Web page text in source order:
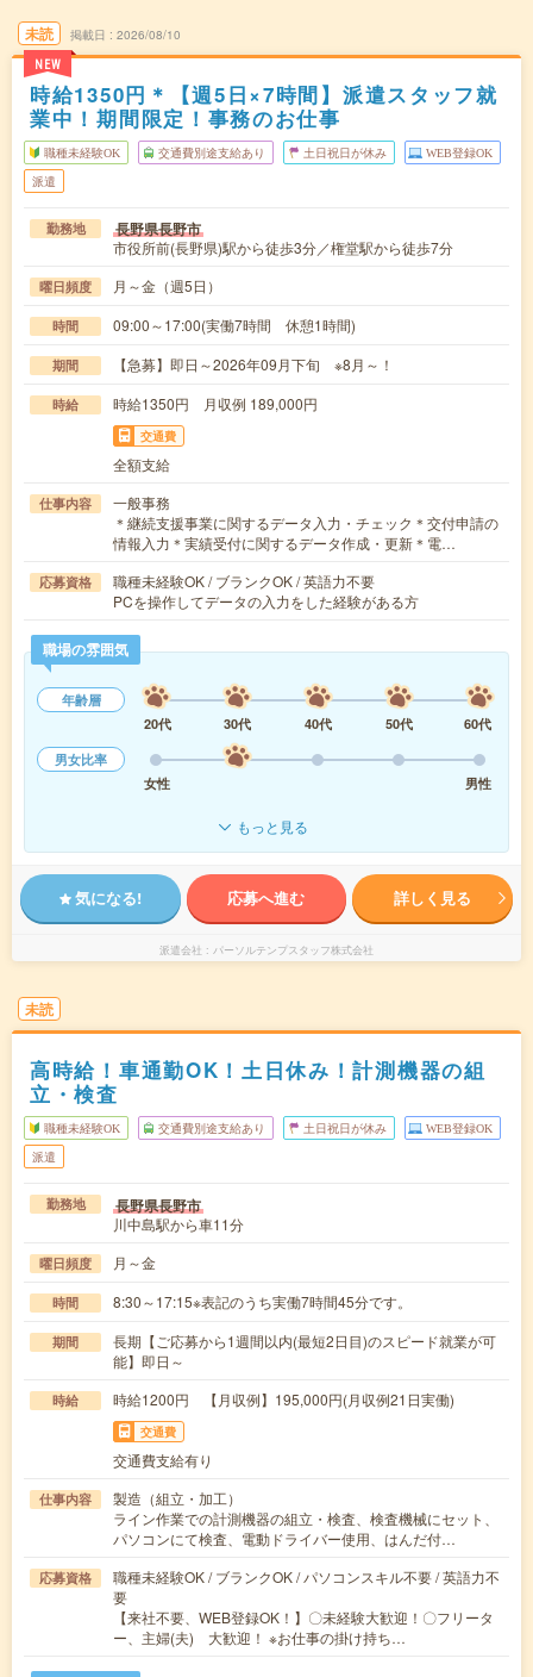
未読
NEW
掲載日 2026/08/10
時給1350円＊【週5日×7時間】派遣スタッフ就
業中！期間限定！事務のお仕事
職種未経験OK 交通費別途支給あり 土日祝日が休み WEB登録OK
派遣
勤務地 長野県長野市
市役所前(長野県)駅から徒歩3分／権堂駅から徒歩7分
曜日頻度 月～金（週5日）
時間 09:00～17:00(実働7時間 休憩1時間)
期間 【急募】即日～2026年09月下旬 ※8月～！
時給 時給1350円 月収例 189,000円
交通費
全額支給
仕事内容
一般事務
＊継続支援事業に関するデータ入力・チェック＊交付申請の
情報入力＊実績受付に関するデータ作成・更新＊電…
応募資格
職種未経験OK / ブランクOK / 英語力不要
PCを操作してデータの入力をした経験がある方
職場の雰囲気
年齢層
20代
30代 40代 50代
60代
男女比率
女性
男性
もっと見る
気になる! 応募へ進む 詳しく見る
派遣会社 パーソルテンプスタッフ株式会社
未読
高時給！車通勤OK！土日休み！計測機器の組
立・検査
職種未経験OK 交通費別途支給あり 土日祝日が休み WEB登録OK
派遣
勤務地 長野県長野市
川中島駅から車11分
曜日頻度 月～金
時間 8:30～17:15※表記のうち実働7時間45分です。
期間
長期【ご応募から1週間以内(最短2日目)のスピード就業が可
能】即日～
時給 時給1200円 【月収例】195,000円(月収例21日実働)
交通費
交通費支給有り
仕事内容
製造（組立・加工）
ライン作業での計測機器の組立・検査、検査機械にセット、
パソコンにて検査、電動ドライバー使用、はんだ付…
応募資格
職種未経験OK / ブランクOK / パソコンスキル不要 / 英語力不
要
【来社不要、WEB登録OK！】〇未経験大歓迎！〇フリータ
ー、主婦(夫) 大歓迎！ ※お仕事の掛け持ち…